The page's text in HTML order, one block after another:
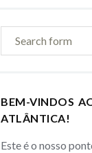
BEM-VINDOS
ATLÂNTICA!
Este é o nosso